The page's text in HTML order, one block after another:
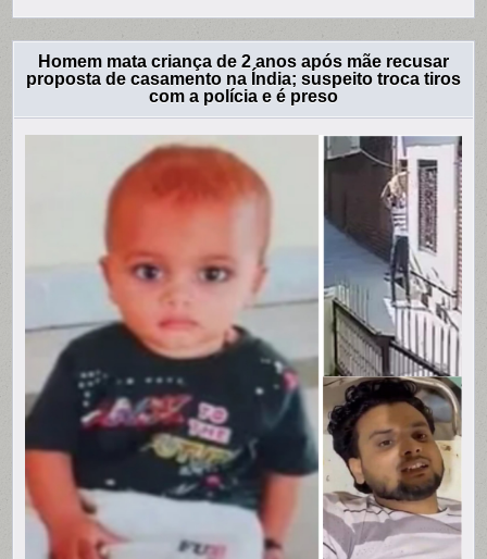
Homem mata criança de 2 anos após mãe recusar
proposta de casamento na Índia; suspeito troca tiros
com a polícia e é preso